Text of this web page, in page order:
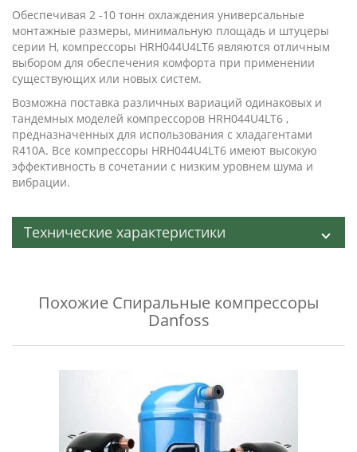
Обеспечивая 2 -10 тонн охлаждения универсальные
монтажные размеры, минимальную площадь и штуцеры
серии Н, компрессоры HRH044U4LT6 являются отличным
выбором для обеспечения комфорта при применении
существующих или новых систем.
Возможна поставка различных вариаций одинаковых и
тандемных моделей компрессоров HRH044U4LT6 ,
предназначенных для использования с хладагентами
R410A. Все компрессоры HRH044U4LT6 имеют высокую
эффективность в сочетании с низким уровнем шума и
вибрации.
Технические характеристики
Похожие Спиральные компрессоры
Danfoss